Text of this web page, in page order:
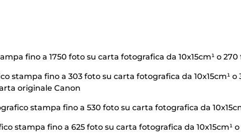
fino a 1750 foto su carta fotografica da 10x15cm¹ o
stampa fino a 303 foto su carta fotografica da 10x15cm¹
originale Canon
stampa fino a 530 foto su carta fotografica da
stampa fino a 625 foto su carta fotografica da 10x15cm¹ o